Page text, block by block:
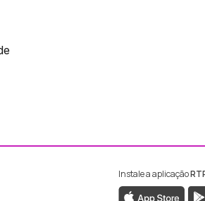
Facebook da RTP
Instagram da RTP
Instale a aplicação